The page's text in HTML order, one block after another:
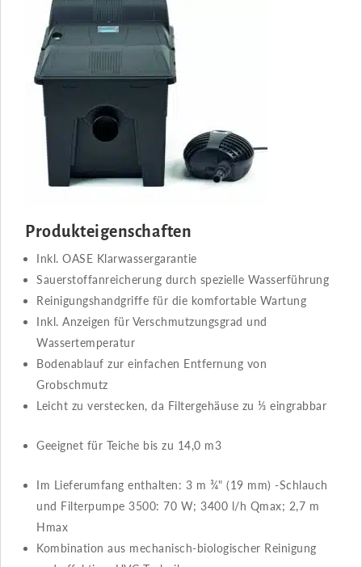
Produkteigenschaften
Inkl. OASE Klarwassergarantie
Sauerstoffanreicherung durch spezielle Wasserführung
Reinigungshandgriffe für die komfortable Wartung
Inkl. Anzeigen für Verschmutzungsgrad und
Wassertemperatur
Bodenablauf zur einfachen Entfernung von
Grobschmutz
Leicht zu verstecken, da Filtergehäuse zu ⅓ eingrabbar
Geeignet für Teiche bis zu 14,0 m3
Im Lieferumfang enthalten: 3 m ¾" (19 mm) -Schlauch
und Filterpumpe 3500: 70 W; 3400 l/h Qmax; 2,7 m
Hmax
Kombination aus mechanisch-biologischer Reinigung